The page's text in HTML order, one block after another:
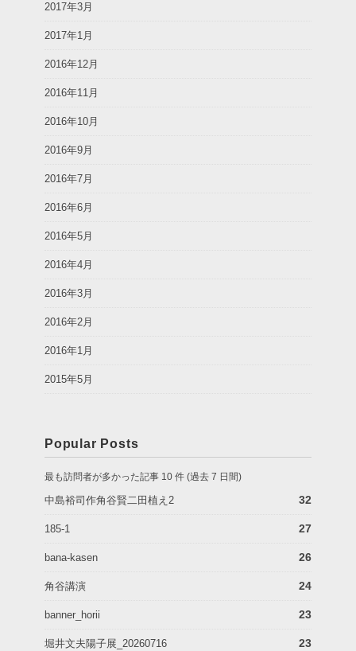
2017年3月
2017年1月
2016年12月
2016年11月
2016年10月
2016年9月
2016年7月
2016年6月
2016年5月
2016年4月
2016年3月
2016年2月
2016年1月
2015年5月
Popular Posts
最も訪問者が多かった記事 10 件 (過去 7 日間)
中島裕司作角谷賢二田植え2 32
185-1 27
bana-kasen 26
角谷講演 24
banner_horii 23
堀井文夫陽子展_20260716 23